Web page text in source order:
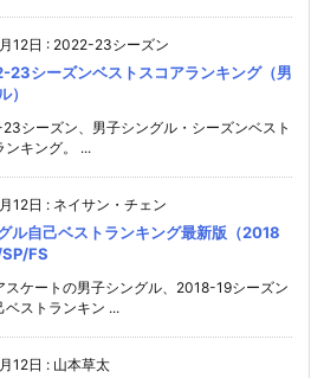
12日 : 2022-23シーズン
23シーズンベストスコアランキング（男
）
シーズン、男子シングル・シーズンベスト
ンキング。 ...
12日 : ネイサン・チェン
ル自己ベストランキング最新版（2018
FS
スケートの男子シングル、2018-19シーズン
ベストランキン ...
12日 : 山本草太